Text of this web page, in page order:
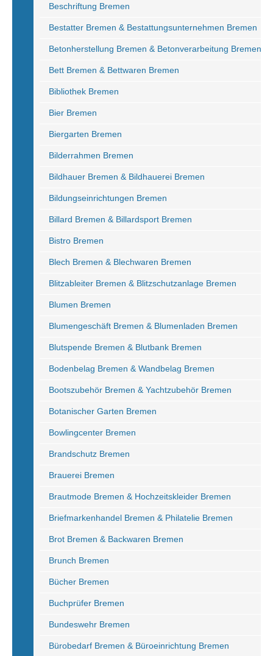
Beschriftung Bremen
Bestatter Bremen & Bestattungsunternehmen Bremen
Betonherstellung Bremen & Betonverarbeitung Bremen
Bett Bremen & Bettwaren Bremen
Bibliothek Bremen
Bier Bremen
Biergarten Bremen
Bilderrahmen Bremen
Bildhauer Bremen & Bildhauerei Bremen
Bildungseinrichtungen Bremen
Billard Bremen & Billardsport Bremen
Bistro Bremen
Blech Bremen & Blechwaren Bremen
Blitzableiter Bremen & Blitzschutzanlage Bremen
Blumen Bremen
Blumengeschäft Bremen & Blumenladen Bremen
Blutspende Bremen & Blutbank Bremen
Bodenbelag Bremen & Wandbelag Bremen
Bootszubehör Bremen & Yachtzubehör Bremen
Botanischer Garten Bremen
Bowlingcenter Bremen
Brandschutz Bremen
Brauerei Bremen
Brautmode Bremen & Hochzeitskleider Bremen
Briefmarkenhandel Bremen & Philatelie Bremen
Brot Bremen & Backwaren Bremen
Brunch Bremen
Bücher Bremen
Buchprüfer Bremen
Bundeswehr Bremen
Bürobedarf Bremen & Büroeinrichtung Bremen